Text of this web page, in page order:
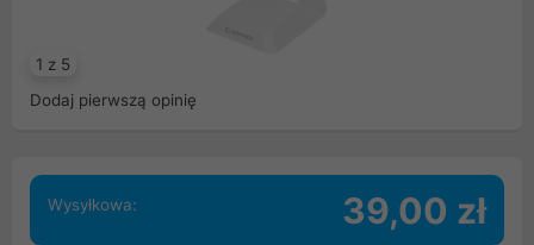
1 z 5
Dodaj pierwszą opinię
Wysyłkowa: 39,00 zł